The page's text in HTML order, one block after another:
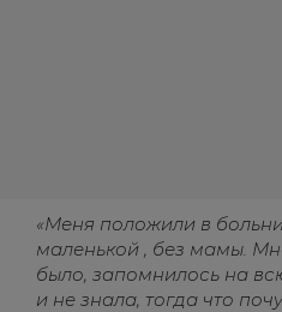
«Меня положили в
маленькой , без мамы.
было, запомнилось на
и не знала, тогда что